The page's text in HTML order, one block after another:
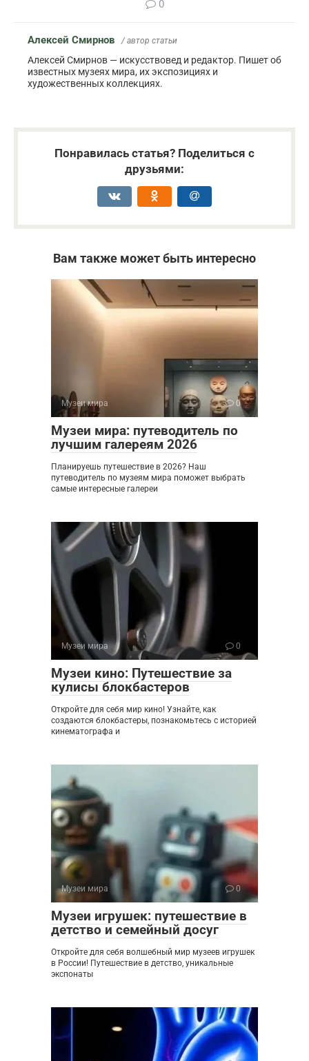
0
Алексей Смирнов / автор статьи
Алексей Смирнов — искусствовед и редактор. Пишет об
известных музеях мира, их экспозициях и
художественных коллекциях.
Понравилась статья? Поделиться с
друзьями:
Вам также может быть интересно
Музеи мира 0
Музеи мира: путеводитель по
лучшим галереям 2026
Планируешь путешествие в 2026? Наш
путеводитель по музеям мира поможет выбрать
самые интересные галереи
Музеи мира 0
Музеи кино: Путешествие за
кулисы блокбастеров
Откройте для себя мир кино! Узнайте, как
создаются блокбастеры, познакомьтесь с историей
кинематографа и
Музеи мира 0
Музеи игрушек: путешествие в
детство и семейный досуг
Откройте для себя волшебный мир музеев игрушек
в России! Путешествие в детство, уникальные
экспонаты